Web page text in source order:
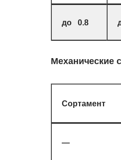
до 0.8
Механические
Сортамент
—